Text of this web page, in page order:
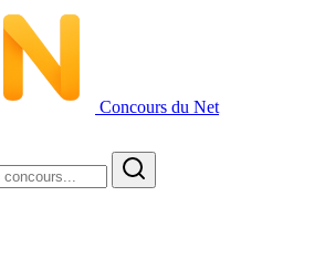
Concours du Net